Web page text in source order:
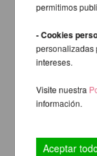
permitimos
- Cookies
personalizadas
intereses.
Visite nuestra
información.
Aceptar